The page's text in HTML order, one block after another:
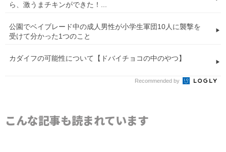
ら、激うまチキンができた！...
公園でベイブレード中の成人男性が小学生軍団10人に襲撃を
受けて分かった1つのこと
カダイフの可能性について【ドバイチョコの中のやつ】
Recommended by
こんな記事も読まれています